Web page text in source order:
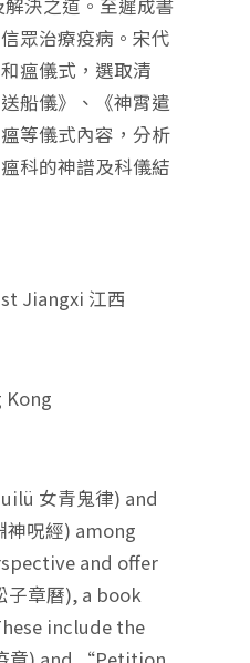
眾治療疫病。宋代
瘟儀式，選取清
船儀》、《神霄遣
等儀式內容，分析
科的神譜及科儀結
Jiangxi 江西
女青鬼律) and
呪經) among
and offer
章曆), a book
include the